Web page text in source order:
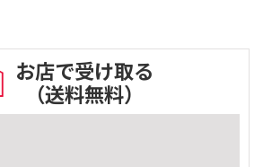
お店で受け取る
（送料無料）